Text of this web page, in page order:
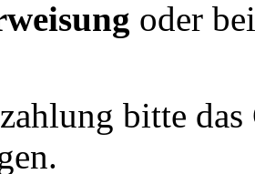
oder
bitte